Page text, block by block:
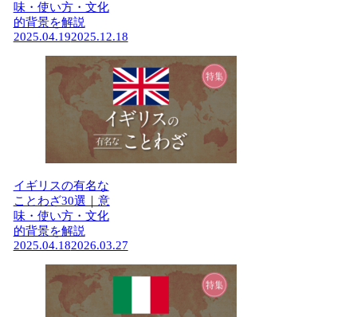
味・使い方・文化
的背景を解説
2025.04.192025.12.18
イギリスの有名な
ことわざ30選｜意
味・使い方・文化
的背景を解説
2025.04.182026.03.27